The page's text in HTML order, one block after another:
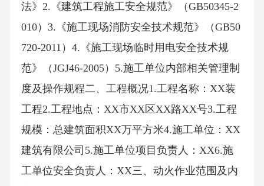
法》2.《建筑工程施工安全规范》（GB50345-2
010）3.《施工现场消防安全技术规范》（GB50
720-2011）4.《施工现场临时用电安全技术规
范》（JGJ46-2005）5.施工单位内部相关管理制
度及操作规程二、工程概况1.工程名称：XX装
工程2.工程地点：XX市XX区XX路XX号3.工程
规模：总建筑面积XX万平方米4.施工单位：XX
建筑有限公司5.施工单位项目负责人：XX6.施
工单位安全负责人：XX三、动火作业范围及内